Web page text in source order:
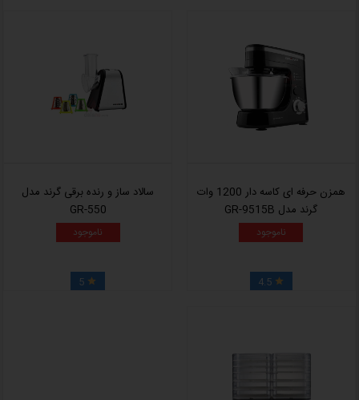
همزن حرفه ای کاسه دار 1200 وات
گرند مدل GR-9515B
ناموجود

4.5
سالاد ساز و رنده برقی گرند مدل
GR-550
ناموجود
